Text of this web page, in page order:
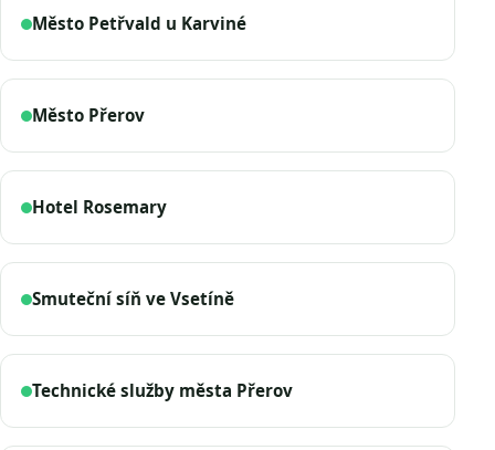
Město Petřvald u Karviné
Město Přerov
Hotel Rosemary
Smuteční síň ve Vsetíně
Technické služby města Přerov